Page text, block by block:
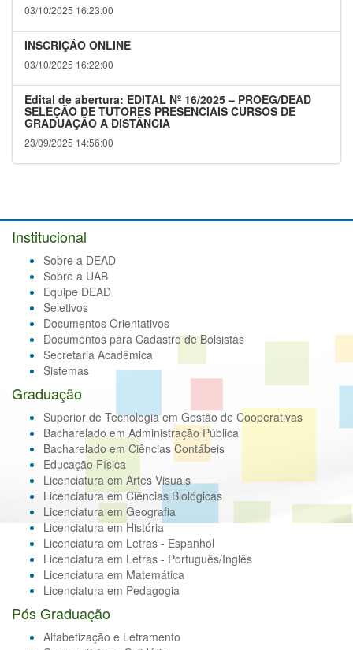
03/10/2025 16:23:00
INSCRIÇÃO ONLINE
03/10/2025 16:22:00
Edital de abertura: EDITAL Nº 16/2025 – PROEG/DEAD
SELEÇÃO DE TUTORES PRESENCIAIS CURSOS DE
GRADUAÇÃO A DISTÂNCIA
23/09/2025 14:56:00
Institucional
Sobre a DEAD
Sobre a UAB
Equipe DEAD
Seletivos
Documentos Orientativos
Documentos para Cadastro de Bolsistas
Secretaria Acadêmica
Sistemas
Graduação
Superior de Tecnologia em Gestão de Cooperativas
Bacharelado em Administração Pública
Bacharelado em Ciências Contábeis
Educação Física
Licenciatura em Artes Visuais
Licenciatura em Ciências Biológicas
Licenciatura em Geografia
Licenciatura em História
Licenciatura em Letras - Espanhol
Licenciatura em Letras - Português/Inglês
Licenciatura em Matemática
Licenciatura em Pedagogia
Pós Graduação
Alfabetização e Letramento